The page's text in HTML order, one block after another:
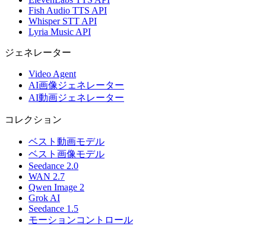
Fish Audio TTS API
Whisper STT API
Lyria Music API
ジェネレーター
Video Agent
AI画像ジェネレーター
AI動画ジェネレーター
コレクション
ベスト動画モデル
ベスト画像モデル
Seedance 2.0
WAN 2.7
Qwen Image 2
Grok AI
Seedance 1.5
モーションコントロール